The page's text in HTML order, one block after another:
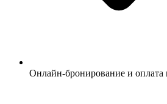
Онлайн-бронирование и оплата